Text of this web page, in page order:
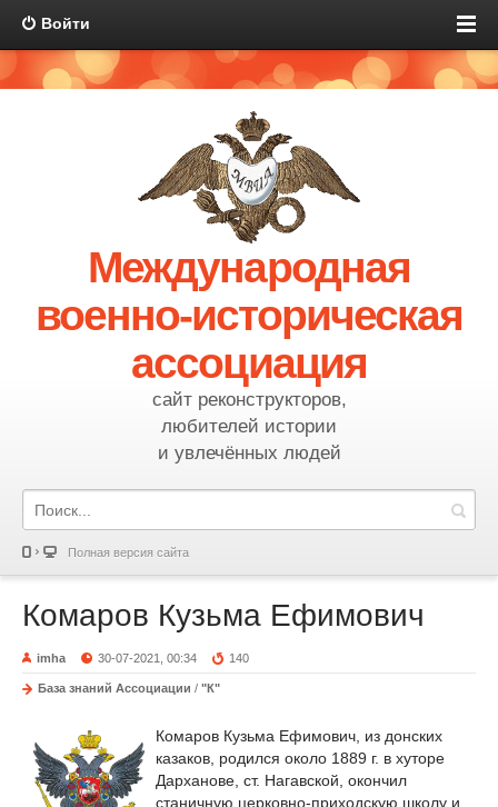
Войти
Международная
военно-историческая
ассоциация
сайт реконструкторов,
любителей истории
и увлечённых людей
Полная версия сайта
Комаров Кузьма Ефимович
imha 30-07-2021, 00:34 140
База знаний Ассоциации / "К"
Комаров Кузьма Ефимович, из донских
казаков, родился около 1889 г. в хуторе
Дарханове, ст. Нагавской, окончил
станичную церковно-приходскую школу и